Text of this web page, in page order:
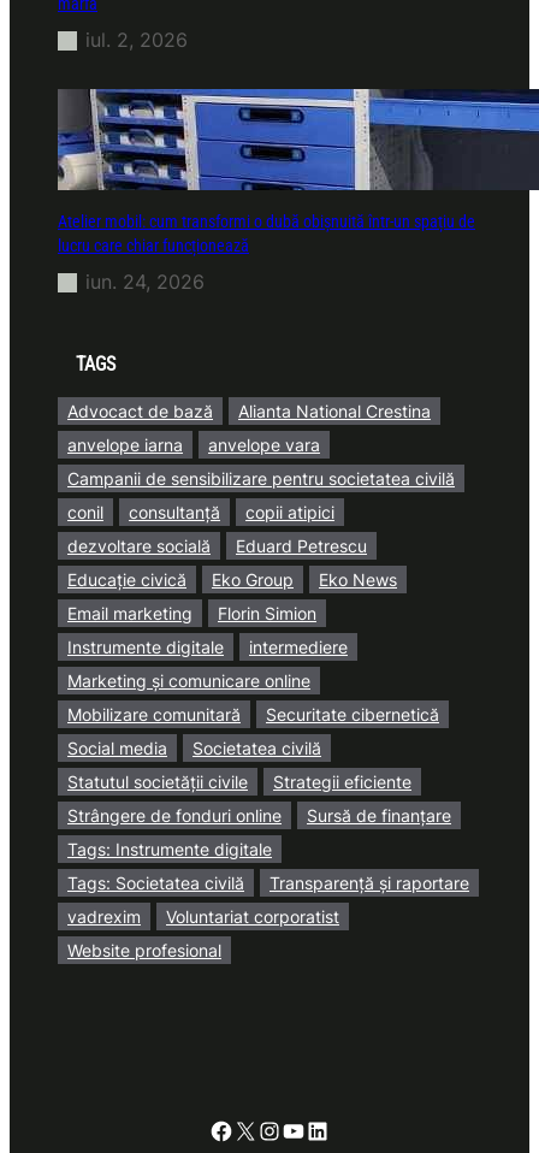
iul. 2, 2026
Atelier mobil: cum transformi o dubă obișnuită într-un spațiu de
lucru care chiar funcționează
iun. 24, 2026
TAGS
Advocact de bază
Alianta National Crestina
anvelope iarna
anvelope vara
Campanii de sensibilizare pentru societatea civilă
conil
consultanță
copii atipici
dezvoltare socială
Eduard Petrescu
Educație civică
Eko Group
Eko News
Email marketing
Florin Simion
Instrumente digitale
intermediere
Marketing și comunicare online
Mobilizare comunitară
Securitate cibernetică
Social media
Societatea civilă
Statutul societății civile
Strategii eficiente
Strângere de fonduri online
Sursă de finanțare
Tags: Instrumente digitale
Tags: Societatea civilă
Transparență și raportare
vadrexim
Voluntariat corporatist
Website profesional
Facebook
X Instagram
YouTube
LinkedIn